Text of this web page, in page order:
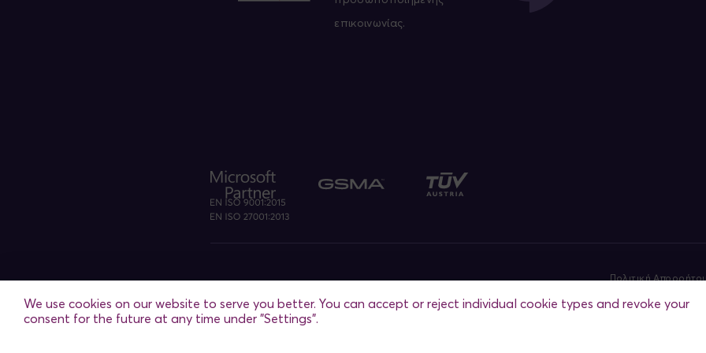
επικοινωνίας.
Πολιτική Απορρήτου
We use cookies on our website to serve you better. You can accept or reject individual cookie types and revoke your
consent for the future at any time under "Settings".